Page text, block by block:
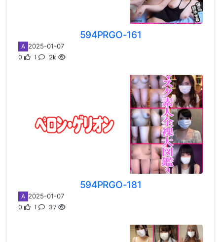
594PRGO-161
A 2025-01-07
0 1 2k
594PRGO-181
A 2025-01-07
0 1 37